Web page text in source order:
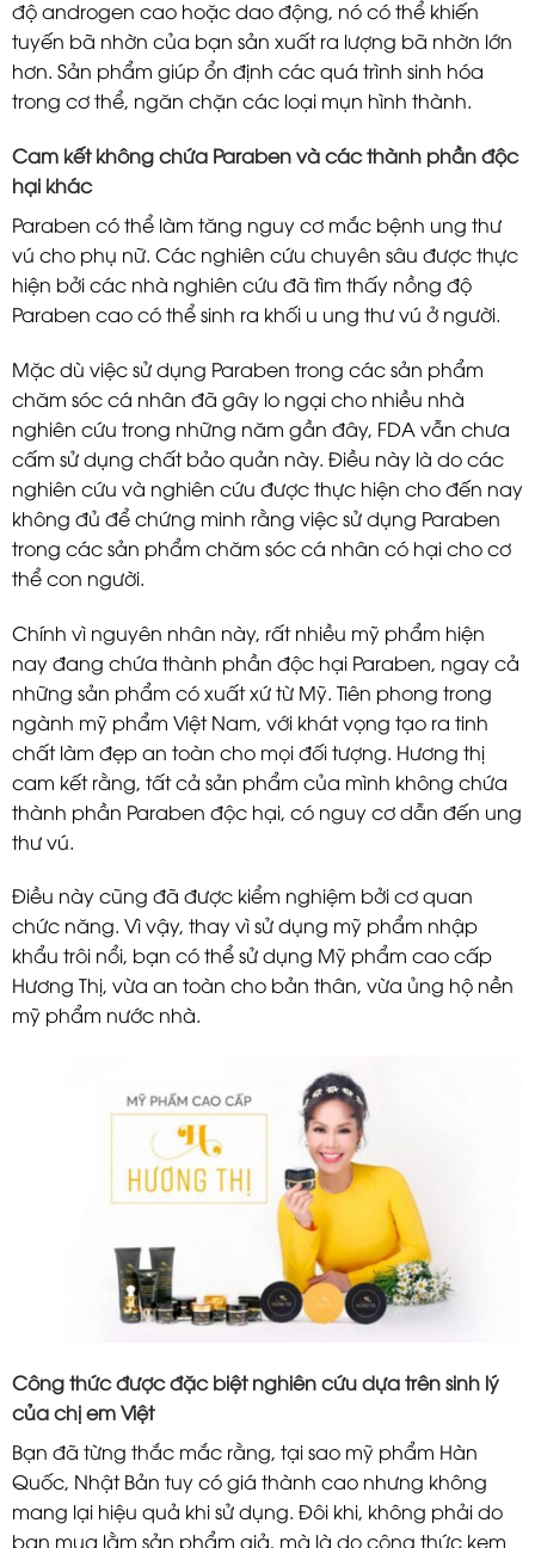
độ androgen cao hoặc dao động, nó có thể khiến
tuyến bã nhờn của bạn sản xuất ra lượng bã nhờn lớn
hơn. Sản phẩm giúp ổn định các quá trình sinh hóa
trong cơ thể, ngăn chặn các loại mụn hình thành.
Cam kết không chứa Paraben và các thành phần độc
hại khác
Paraben có thể làm tăng nguy cơ mắc bệnh ung thư
vú cho phụ nữ. Các nghiên cứu chuyên sâu được thực
hiện bởi các nhà nghiên cứu đã tìm thấy nồng độ
Paraben cao có thể sinh ra khối u ung thư vú ở người.
Mặc dù việc sử dụng Paraben trong các sản phẩm
chăm sóc cá nhân đã gây lo ngại cho nhiều nhà
nghiên cứu trong những năm gần đây, FDA vẫn chưa
cấm sử dụng chất bảo quản này. Điều này là do các
nghiên cứu và nghiên cứu được thực hiện cho đến nay
không đủ để chứng minh rằng việc sử dụng Paraben
trong các sản phẩm chăm sóc cá nhân có hại cho cơ
thể con người.
Chính vì nguyên nhân này, rất nhiều mỹ phẩm hiện
nay đang chứa thành phần độc hại Paraben, ngay cả
những sản phẩm có xuất xứ từ Mỹ. Tiên phong trong
ngành mỹ phẩm Việt Nam, với khát vọng tạo ra tinh
chất làm đẹp an toàn cho mọi đối tượng. Hương thị
cam kết rằng, tất cả sản phẩm của mình không chứa
thành phần Paraben độc hại, có nguy cơ dẫn đến ung
thư vú.
Điều này cũng đã được kiểm nghiệm bởi cơ quan
chức năng. Vì vậy, thay vì sử dụng mỹ phẩm nhập
khẩu trôi nổi, bạn có thể sử dụng Mỹ phẩm cao cấp
Hương Thị, vừa an toàn cho bản thân, vừa ủng hộ nền
mỹ phẩm nước nhà.
Công thức được đặc biệt nghiên cứu dựa trên sinh lý
của chị em Việt
Bạn đã từng thắc mắc rằng, tại sao mỹ phẩm Hàn
Quốc, Nhật Bản tuy có giá thành cao nhưng không
mang lại hiệu quả khi sử dụng. Đôi khi, không phải do
bạn mua lằm sản phẩm giả, mà là do công thức kem